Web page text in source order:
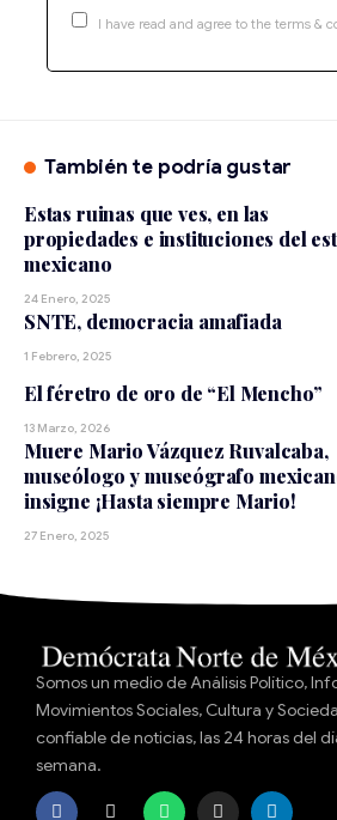
I have read and agree to the terms &
También te podría gustar
Estas ruinas que ves, en las
propiedades e instituciones del
mexicano
24 Enero, 2025
SNTE, democracia amafiada
1 Febrero, 2025
El féretro de oro de “El Mencho”
13 Marzo, 2026
Muere Mario Vázquez Ruvalcaba,
museólogo y museógrafo
insigne ¡Hasta siempre Mario!
27 Enero, 2025
Somos un medio de Análisis Político,
Movimientos Sociales, Cultura y
confiable de noticias, las 24 horas del
semana.